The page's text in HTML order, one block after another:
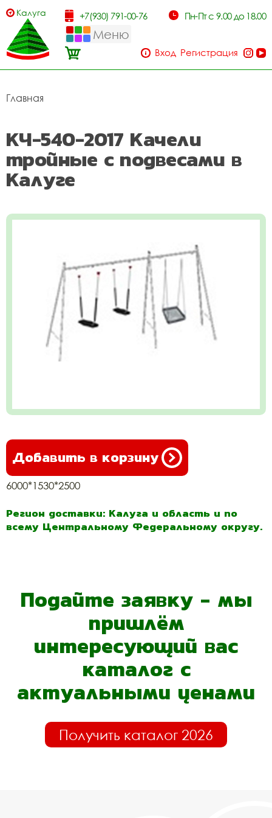
Калуга +7(930) 791-00-76 Пн-Пт с 9.00 до 18.00
Меню
Вход Регистрация
Главная
КЧ-540-2017 Качели
тройные с подвесами в
Калуге
Добавить в корзину
6000*1530*2500
Регион доставки: Калуга и область и по
всему Центральному Федеральному округу.
Подайте заявку - мы
пришлём
интересующий вас
каталог с
актуальными ценами
Получить каталог 2026